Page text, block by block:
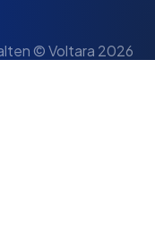
© Voltara 2026